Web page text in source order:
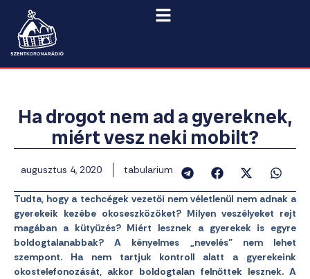
Ha drogot nem ad a gyereknek,
miért vesz neki mobilt?
augusztus 4, 2020 tabularium
Tudta, hogy a techcégek vezetői nem véletlenül nem adnak a
gyerekeik kezébe okoseszközöket? Milyen veszélyeket rejt
magában a kütyüzés? Miért lesznek a gyerekek is egyre
boldogtalanabbak? A kényelmes „nevelés” nem lehet
szempont. Ha nem tartjuk kontroll alatt a gyerekeink
okostelefonozását, akkor boldogtalan felnőttek lesznek. A